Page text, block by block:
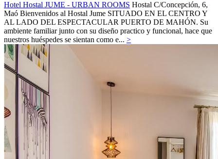
Hotel Hostal JUME - URBAN ROOMS Hostal C/Concepción, 6,
Maó Bienvenidos al Hostal Jume SITUADO EN EL CENTRO Y
AL LADO DEL ESPECTACULAR PUERTO DE MAHÓN. Su
ambiente familiar junto con su diseño practico y funcional, hace que
nuestros huéspedes se sientan como e... >